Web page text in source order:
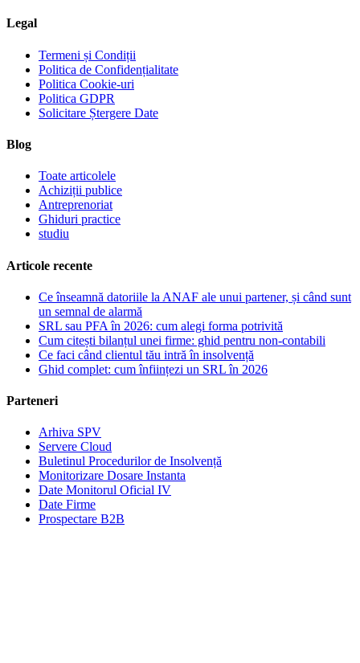
Legal
Termeni și Condiții
Politica de Confidențialitate
Politica Cookie-uri
Politica GDPR
Solicitare Ștergere Date
Blog
Toate articolele
Achiziții publice
Antreprenoriat
Ghiduri practice
studiu
Articole recente
Ce înseamnă datoriile la ANAF ale unui partener, și când sunt
un semnal de alarmă
SRL sau PFA în 2026: cum alegi forma potrivită
Cum citești bilanțul unei firme: ghid pentru non-contabili
Ce faci când clientul tău intră în insolvență
Ghid complet: cum înființezi un SRL în 2026
Parteneri
Arhiva SPV
Servere Cloud
Buletinul Procedurilor de Insolvență
Monitorizare Dosare Instanta
Date Monitorul Oficial IV
Date Firme
Prospectare B2B